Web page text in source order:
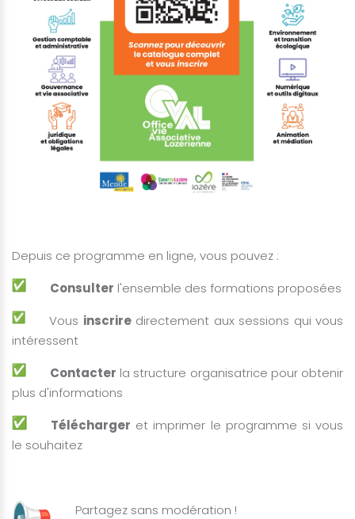
Depuis ce programme en ligne, vous pouvez :
Consulter l'ensemble des formations proposées
Vous inscriredirectement aux sessions qui vous
intéressent
Contacter la structure organisatrice pour obtenir
plus d'informations
Télécharger et imprimer le programme si vous
le souhaitez
Partagez sans modération !